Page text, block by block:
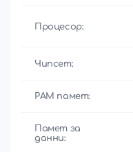
Процесор:
Чипсет:
РАМ памет:
Памет за
данни: